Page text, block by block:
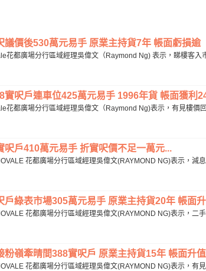
議價後530萬元易手 原業主持貨7年 帳面虧損逾
花都廣場分行區域經理吳偉文（Raymond Ng) 表示，睇樓客入
實呎戶連車位425萬元易手 1996年貨 帳面獲利
花都廣場分行區域經理吳偉文（Raymond Ng)表示，有見樓價
呎戶410萬元易手 折實呎價不足一萬元...
花都廣場分行區域經理吳偉文(RAYMOND NG)表示，減
戶綠表市場305萬元易手 原業主持貨20年 帳面
花都廣場分行區域經理吳偉文(RAYMOND NG)表示，二
粉嶺牽晴間388實呎戶 原業主持貨15年 帳面升
花都廣場分行區域經理吳偉文(RAYMOND NG)表示，有